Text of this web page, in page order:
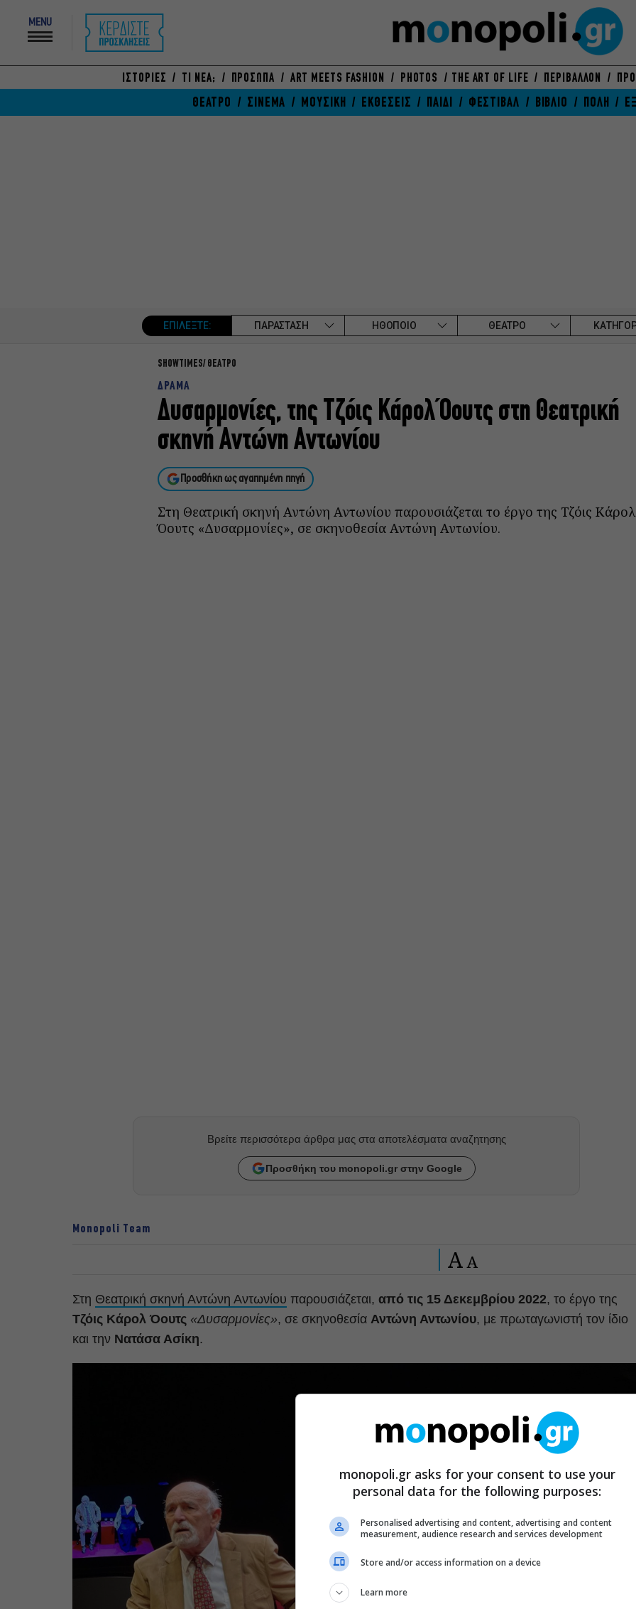
MENU
ΙΣΤΟΡΙΕΣ ΤΙ ΝΕΑ; ΠΡΟΣΩΠΑ ART MEETS FASHION PHOTOS THE ART OF LIFE ΠΕΡΙΒΑΛΛΟΝ
ΘΕΑΤΡΟ ΣΙΝΕΜΑ ΜΟΥΣΙΚΗ ΕΚΘΕΣΕΙΣ ΠΑΙΔΙ ΦΕΣΤΙΒΑΛ ΒΙΒΛΙΟ ΠΟΛΗ
ΕΠΙΛΕΞΤΕ: ΠΑΡΑΣΤΑΣΗ ΗΘΟΠΟΙΟ ΘΕΑΤΡΟ
SHOWTIMES ΘΕΑΤΡΟ
ΔΡΑΜΑ
Δυσαρμονίες, της Τζόις Κάρολ Όουτς στη Θεατρική
σκηνή Αντώνη Αντωνίου
Προσθήκη ως αγαπημένη πηγή
Στη Θεατρική σκηνή Αντώνη Αντωνίου παρουσιάζεται το έργο της Τζόις Κάρολ
Όουτς «Δυσαρμονίες», σε σκηνοθεσία Αντώνη Αντωνίου.
Βρείτε περισσότερα άρθρα μας στα αποτελέσματα αναζητησης
Προσθήκη του monopoli.gr στην Google
Monopoli Team
A A
Στη Θεατρική σκηνή Αντώνη Αντωνίου παρουσιάζεται, από τις 15 Δεκεμβρίου 2022, το έργο της
Τζόις Κάρολ Όουτς «Δυσαρμονίες», σε σκηνοθεσία Αντώνη Αντωνίου, με πρωταγωνιστή τον ίδιο
και την Νατάσα Ασίκη.
monopoli.gr asks for your consent to use your
personal data for the following purposes:
Personalised advertising and content, advertising and content
measurement, audience research and services development
Store and/or access information on a device
Learn more